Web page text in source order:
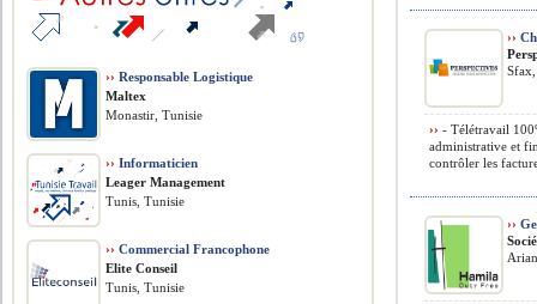
››
›› - Télétravail
administrative et
contrôler les
››
›› Responsable Logistique
Maltex
Monastir, Tunisie
›› Informaticien
Leager Management
Tunis, Tunisie
›› Commercial Francophone
Elite Conseil
Tunis, Tunisie